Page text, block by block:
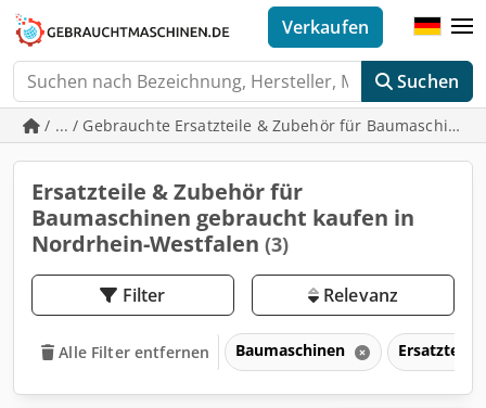
Suchen
Verkaufen
/ ... / Gebrauchte Ersatzteile & Zubehör für Baumaschinen
Ersatzteile & Zubehör für
Baumaschinen gebraucht kaufen in
Nordrhein-Westfalen (3)
Filter Relevanz
Alle Filter entfernen Baumaschinen Ersatzteile